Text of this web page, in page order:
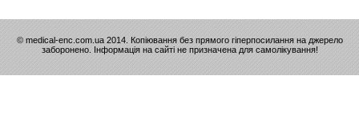
© medical-enc.com.ua 2014. Копіювання без прямого гіперпосилання на джерело
заборонено. Інформація на сайті не призначена для самолікування!